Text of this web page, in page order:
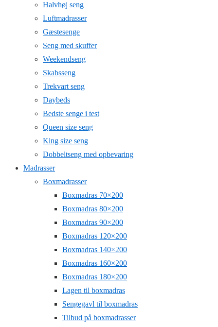
Halvhøj seng
Luftmadrasser
Gæstesenge
Seng med skuffer
Weekendseng
Skabsseng
Trekvart seng
Daybeds
Bedste senge i test
Queen size seng
King size seng
Dobbeltseng med opbevaring
Madrasser
Boxmadrasser
Boxmadras 70×200
Boxmadras 80×200
Boxmadras 90×200
Boxmadras 120×200
Boxmadras 140×200
Boxmadras 160×200
Boxmadras 180×200
Lagen til boxmadras
Sengegavl til boxmadras
Tilbud på boxmadrasser